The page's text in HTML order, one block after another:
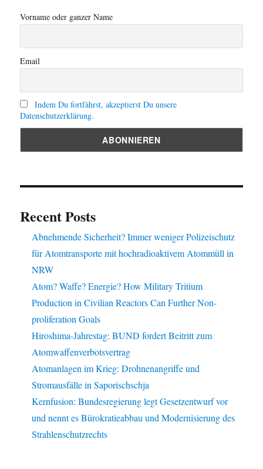
Vorname oder ganzer Name
Email
Indem Du fortfährst, akzeptierst Du unsere
Datenschutzerklärung.
Recent Posts
Abnehmende Sicherheit? Immer weniger Polizeischutz
für Atomtransporte mit hochradioaktivem Atommüll in
NRW
Atom? Waffe? Energie? How Military Tritium
Production in Civilian Reactors Can Further Non-
proliferation Goals
Hiroshima-Jahrestag: BUND fordert Beitritt zum
Atomwaffenverbotsvertrag
Atomanlagen im Krieg: Drohnenangriffe und
Stromausfälle in Saporischschja
Kernfusion: Bundesregierung legt Gesetzentwurf vor
und nennt es Bürokratieabbau und Modernisierung des
Strahlenschutzrechts